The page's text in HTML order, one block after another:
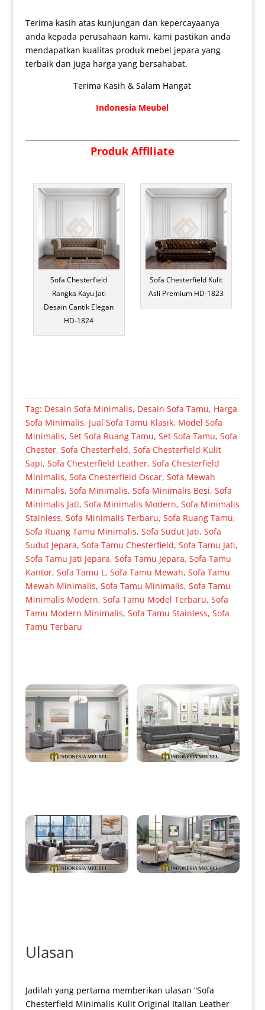
Terima kasih atas kunjungan dan kepercayaanya
anda kepada perusahaan kami, kami pastikan anda
mendapatkan kualitas produk mebel jepara yang
terbaik dan juga harga yang bersahabat.
Terima Kasih & Salam Hangat
Indonesia Meubel
Produk Affiliate
Sofa Chesterfield
Rangka Kayu Jati
Desain Cantik Elegan
HD-1824
Sofa Chesterfield Kulit
Asli Premium HD-1823
Tag: Desain Sofa Minimalis, Desain Sofa Tamu, Harga
Sofa Minimalis, Jual Sofa Tamu Klasik, Model Sofa
Minimalis, Set Sofa Ruang Tamu, Set Sofa Tamu, Sofa
Chester, Sofa Chesterfield, Sofa Chesterfield Kulit
Sapi, Sofa Chesterfield Leather, Sofa Chesterfield
Minimalis, Sofa Chesterfield Oscar, Sofa Mewah
Minimalis, Sofa Minimalis, Sofa Minimalis Besi, Sofa
Minimalis Jati, Sofa Minimalis Modern, Sofa Minimalis
Stainless, Sofa Minimalis Terbaru, Sofa Ruang Tamu,
Sofa Ruang Tamu Minimalis, Sofa Sudut Jati, Sofa
Sudut Jepara, Sofa Tamu Chesterfield, Sofa Tamu Jati,
Sofa Tamu Jati Jepara, Sofa Tamu Jepara, Sofa Tamu
Kantor, Sofa Tamu L, Sofa Tamu Mewah, Sofa Tamu
Mewah Minimalis, Sofa Tamu Minimalis, Sofa Tamu
Minimalis Modern, Sofa Tamu Model Terbaru, Sofa
Tamu Modern Minimalis, Sofa Tamu Stainless, Sofa
Tamu Terbaru
Ulasan
Jadilah yang pertama memberikan ulasan “Sofa
Chesterfield Minimalis Kulit Original Italian Leather